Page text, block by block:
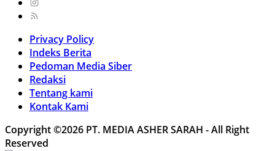
Privacy Policy
Indeks Berita
Pedoman Media Siber
Redaksi
Tentang kami
Kontak Kami
Copyright ©2026 PT. MEDIA ASHER SARAH - All Right
Reserved